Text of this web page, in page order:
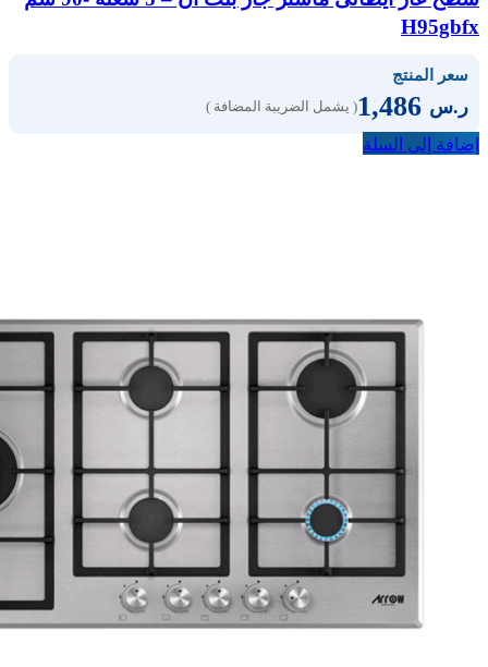
H95gbfx
سعر المنتج
ر.س ( يشمل الضريبة المضافة )
إضافة إلى السلة